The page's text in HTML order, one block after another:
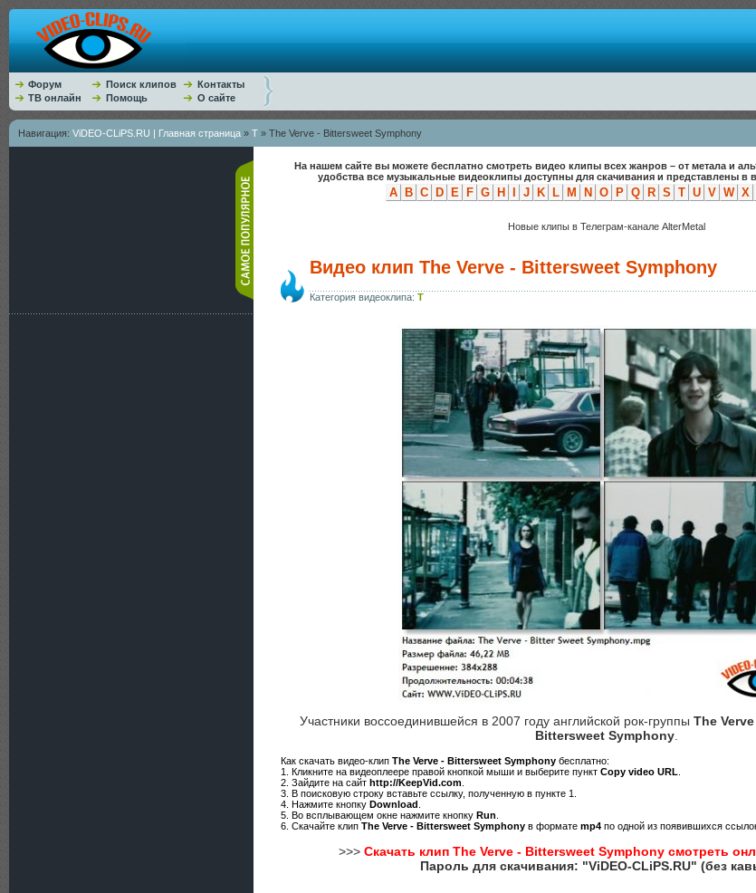
Форум Поиск клипов
Контакты
ТВ онлайн
Помощь О сайте
Навигация: ViDEO-CLiPS.RU | Главная страница » T » The Verve - Bittersweet Symphony
На нашем сайте вы можете бесплатно смотреть видео клипы всех жанров – от метала и
удобства все музыкальные видеоклипы доступны для скачивания и представлены в
A B C D E F G H J K L M N O P Q R S T U V W X
Новые клипы в Телеграм-канале AlterMetal
Видео клип The Verve - Bittersweet Symphony
Категория видеоклипа: T
Участники воссоединившейся в 2007 году английской рок-группы The Verve
Bittersweet Symphony.
Как скачать видео-клип The Verve - Bittersweet Symphony бесплатно:
1. Кликните на видеоплеере правой кнопкой мыши и выберите пункт Copy video URL
2. Зайдите на сайт http://KeepVid.com
3. В поисковую строку вставьте ссылку, полученную в пункте 1.
4. Нажмите кнопку Download
5. Во всплывающем окне нажмите кнопку Run
6. Скачайте клип The Verve - Bittersweet Symphony в формате mp4 по одной из появившихся
>>> Скачать клип The Verve - Bittersweet Symphony смотреть
Пароль для скачивания: "ViDEO-CLiPS.RU" (без